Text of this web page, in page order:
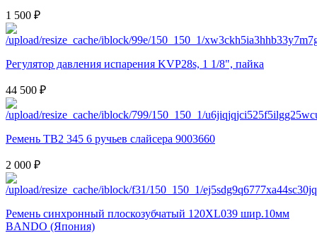
1 500 ₽
Регулятор давления испарения KVP28s, 1 1/8", пайка
44 500 ₽
Ремень TB2 345 6 ручьев слайсера 9003660
2 000 ₽
Ремень синхронный плоскозубчатый 120XL039 шир.10мм
BANDO (Япония)